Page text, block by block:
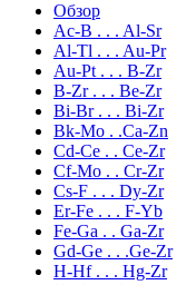
Обзор
Ac-B . . . Al-Sr
Al-Tl . . . Au-Pr
Au-Pt . . . B-Zr
B-Zr . . . Be-Zr
Bi-Br . . . Bi-Zr
Bk-Mo . .Ca-Zn
Cd-Ce . . Ce-Zr
Cf-Mo . . Cr-Zr
Cs-F . . . Dy-Zr
Er-Fe . . . F-Yb
Fe-Ga . . Ga-Zr
Gd-Ge . . .Ge-Zr
H-Hf . . . Hg-Zr